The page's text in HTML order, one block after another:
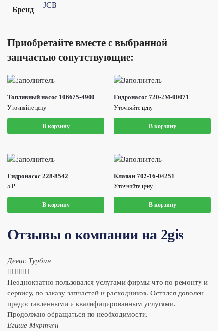
Бренд
JCB
Приобретайте вместе с выбранной
запчастью сопутствующие:
Топливный насос 106675-4900
Уточняйте цену
В корзину
Гидронасос 720-2M-00071
Уточняйте цену
В корзину
Гидронасос 228-8542
5 ₽
В корзину
Клапан 702-16-04251
Уточняйте цену
В корзину
Отзывы о компании на 2gis
Денис Турбин
    
Неоднократно пользовался услугами фирмы что по ремонту и
сервису, по заказу запчастей и расходников. Остался доволен
предоставленными и квалифицированным услугами.
Продолжаю обращаться по необходимости.
​Егише Мкртчян